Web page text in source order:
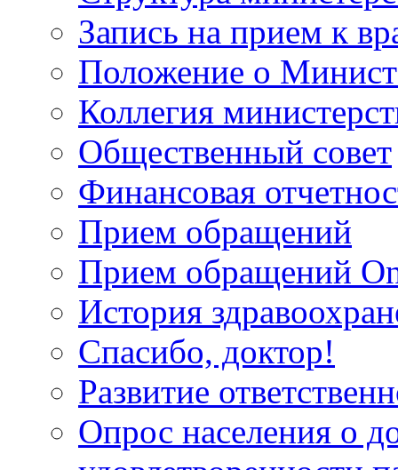
Запись на прием к
Положение о
Коллегия
Общественный совет
Финансовая
Прием обращений
Прием обращений
История
Спасибо, доктор!
Развитие
Опрос населения о